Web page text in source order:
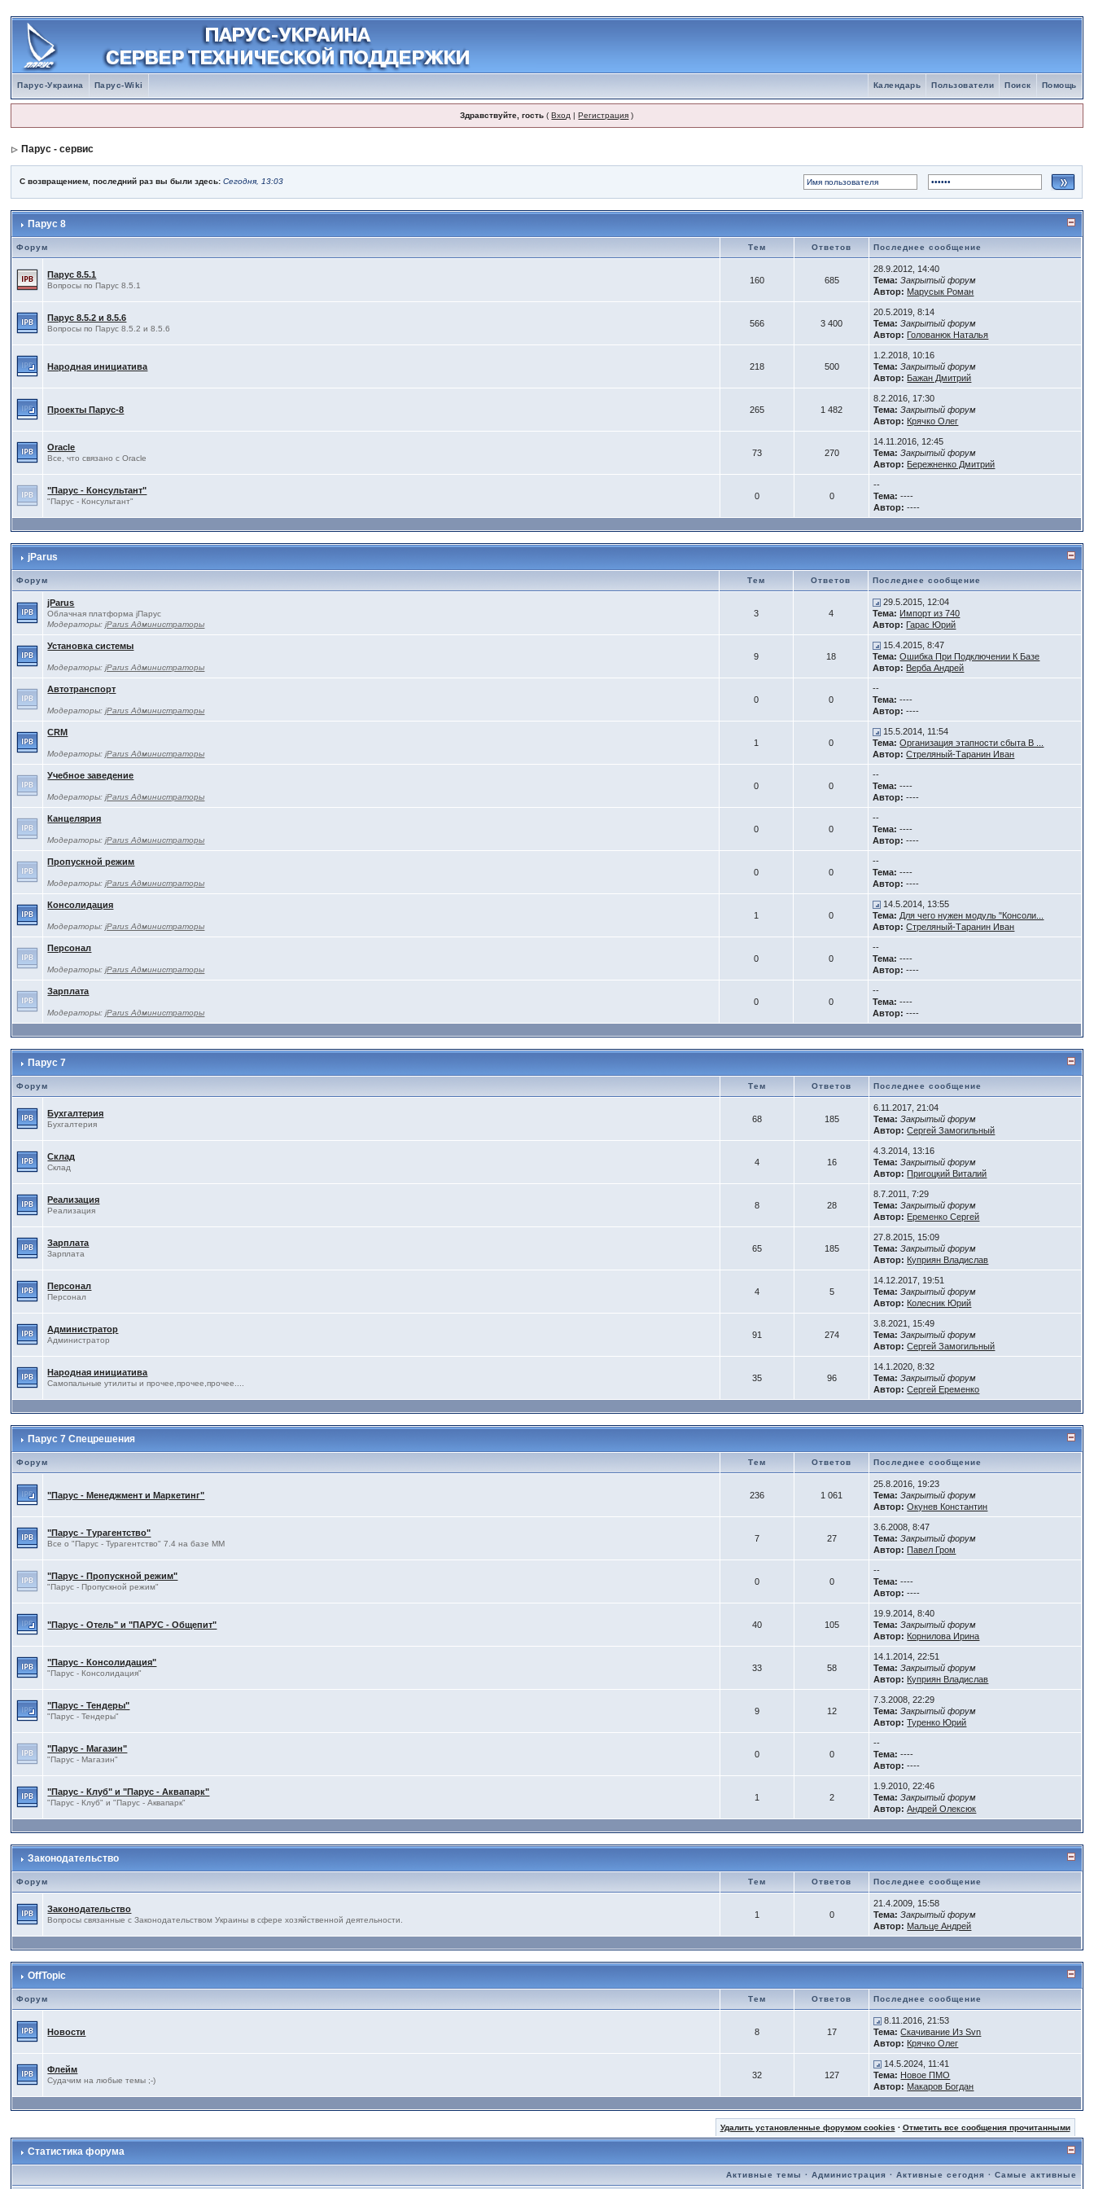
Парус-Украина Парус-Wiki Помощь
Поиск
Пользователи
Календарь
Здравствуйте, гость (Вход |Регистрация )
Парус - сервис
С возвращением, последний раз вы были здесь:Сегодня, 13:03
Парус 8
Форум Тем Ответов Последнее сообщение
Парус 8.5.1
Вопросы по Парус 8.5.1
160 685
28.9.2012, 14:40
Тема: Закрытый форум
Автор: Марусык Роман
Парус 8.5.2 и 8.5.6
Вопросы по Парус 8.5.2 и 8.5.6
566 3 400
20.5.2019, 8:14
Тема: Закрытый форум
Автор: Голованюк Наталья
Народная инициатива 218 500
1.2.2018, 10:16
Тема: Закрытый форум
Автор: Бажан Дмитрий
Проекты Паруc-8 265 1 482
8.2.2016, 17:30
Тема: Закрытый форум
Автор: Крячко Олег
Oracle
Все, что связано с Oracle
73 270
14.11.2016, 12:45
Тема: Закрытый форум
Автор: Бережненко Дмитрий
"Парус - Консультант"
"Парус - Консультант"
0 0
--
Тема: ----
Автор: ----
jParus
Форум Тем Ответов Последнее сообщение
jParus
Облачная платформа jПарус
Модераторы:jParus Администраторы
3 4
29.5.2015, 12:04
Тема: Импорт из 740
Автор: Гарас Юрий
Установка системы
Модераторы:jParus Администраторы
9 18
15.4.2015, 8:47
Тема: Ошибка При Подключении К Базе
Автор: Верба Андрей
Автотранспорт
Модераторы:jParus Администраторы
0 0
--
Тема: ----
Автор: ----
CRM
Модераторы:jParus Администраторы
1 0
15.5.2014, 11:54
Тема: Организация этапности сбыта В ...
Автор: Стреляный-Таранин Иван
Учебное заведение
Модераторы:jParus Администраторы
0 0
--
Тема: ----
Автор: ----
Канцелярия
Модераторы:jParus Администраторы
0 0
--
Тема: ----
Автор: ----
Пропускной режим
Модераторы:jParus Администраторы
0 0
--
Тема: ----
Автор: ----
Консолидация
Модераторы:jParus Администраторы
1 0
14.5.2014, 13:55
Тема: Для чего нужен модуль "Консоли...
Автор: Стреляный-Таранин Иван
Персонал
Модераторы:jParus Администраторы
0 0
--
Тема: ----
Автор: ----
Зарплата
Модераторы:jParus Администраторы
0 0
--
Тема: ----
Автор: ----
Парус 7
Форум Тем Ответов Последнее сообщение
Бухгалтерия
Бухгалтерия
68 185
6.11.2017, 21:04
Тема: Закрытый форум
Автор: Сергей Замогильный
Склад
Склад
4 16
4.3.2014, 13:16
Тема: Закрытый форум
Автор: Пригоцкий Виталий
Реализация
Реализация
8 28
8.7.2011, 7:29
Тема: Закрытый форум
Автор: Еременко Сергей
Зарплата
Зарплата
65 185
27.8.2015, 15:09
Тема: Закрытый форум
Автор: Куприян Владислав
Персонал
Персонал
4 5
14.12.2017, 19:51
Тема: Закрытый форум
Автор: Колесник Юрий
Администратор
Администратор
91 274
3.8.2021, 15:49
Тема: Закрытый форум
Автор: Сергей Замогильный
Народная инициатива
Самопальные утилиты и прочее,прочее,прочее....
35 96
14.1.2020, 8:32
Тема: Закрытый форум
Автор: Сергей Еременко
Парус 7 Спецрешения
Форум Тем Ответов Последнее сообщение
"Парус - Менеджмент и Маркетинг" 236 1 061
25.8.2016, 19:23
Тема: Закрытый форум
Автор: Окунев Константин
"Парус - Турагентство"
Все о "Парус - Турагентство" 7.4 на базе ММ
7 27
3.6.2008, 8:47
Тема: Закрытый форум
Автор: Павел Гром
"Парус - Пропускной режим"
"Парус - Пропускной режим"
0 0
--
Тема: ----
Автор: ----
"Парус - Отель" и "ПАРУС - Общепит" 40 105
19.9.2014, 8:40
Тема: Закрытый форум
Автор: Корнилова Ирина
"Парус - Консолидация"
"Парус - Консолидация"
33 58
14.1.2014, 22:51
Тема: Закрытый форум
Автор: Куприян Владислав
"Парус - Тендеры"
"Парус - Тендеры"
9 12
7.3.2008, 22:29
Тема: Закрытый форум
Автор: Туренко Юрий
"Парус - Магазин"
"Парус - Магазин"
0 0
--
Тема: ----
Автор: ----
"Парус - Клуб" и "Парус - Аквапарк"
"Парус - Клуб" и "Парус - Аквапарк"
1 2
1.9.2010, 22:46
Тема: Закрытый форум
Автор: Андрей Олексюк
Законодательство
Форум Тем Ответов Последнее сообщение
Законодательство
Вопросы связанные с Законодательством Украины в сфере хозяйственной деятельности.
1 0
21.4.2009, 15:58
Тема: Закрытый форум
Автор: Мальце Андрей
OffTopic
Форум Тем Ответов Последнее сообщение
Новости 8 17
8.11.2016, 21:53
Тема: Скачивание Из Svn
Автор: Крячко Олег
Флейм
Судачим на любые темы ;-)
32 127
14.5.2024, 11:41
Тема: Новое ПМО
Автор: Макаров Богдан
Удалить установленные форумом cookies · Отметить все сообщения прочитанными
Статистика форума
Активные темы ·Администрация ·Активные сегодня ·Самые активные